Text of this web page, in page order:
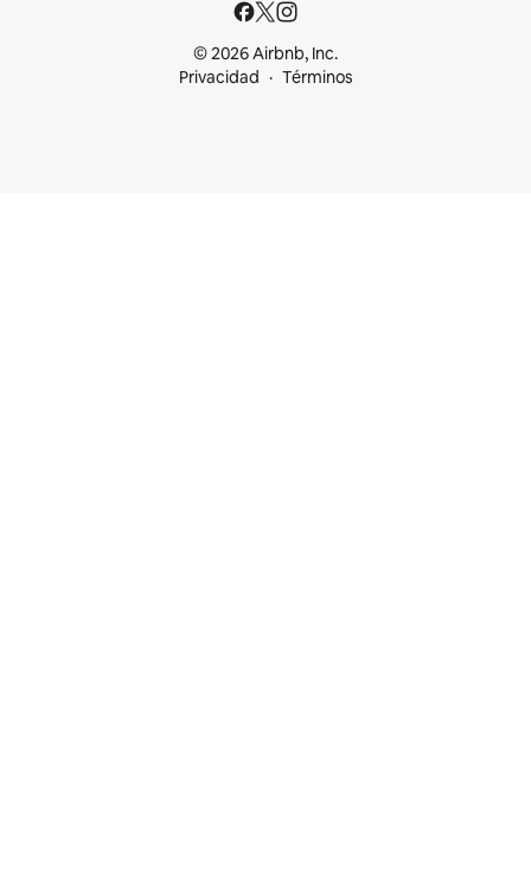
© 2026 Airbnb, Inc.
Privacidad
Términos